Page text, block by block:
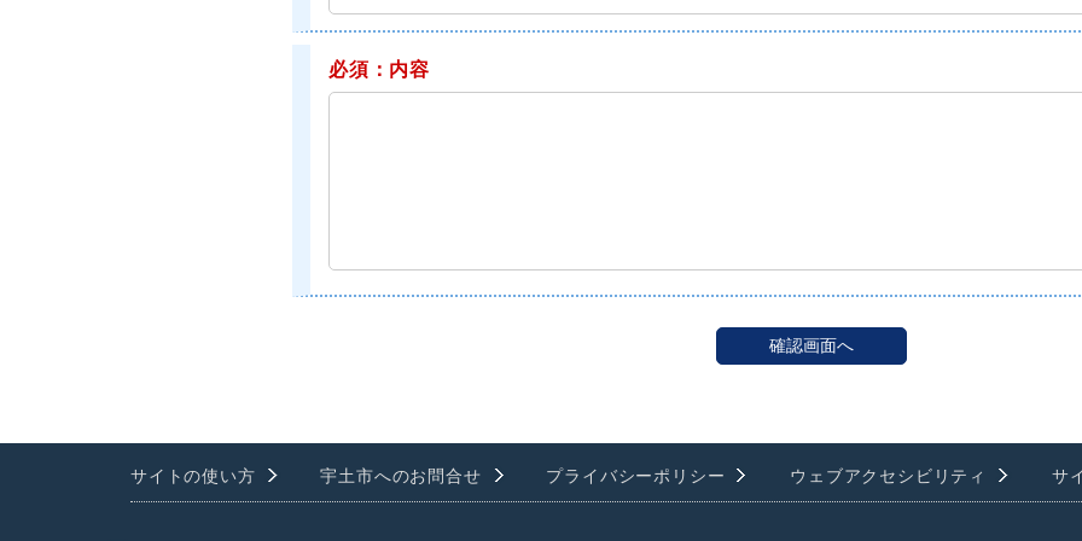
必須：内容
サイトの使い方 宇土市へのお問合せ プライバシーポリシー ウェブアクセシビリティ サ